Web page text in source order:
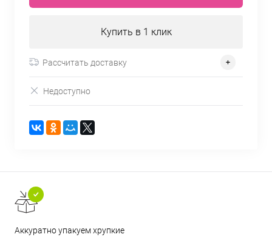
Купить в 1 клик
Рассчитать доставку
Недоступно
Аккуратно упакуем хрупкие